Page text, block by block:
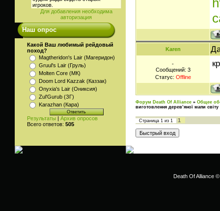
Для добавления необходима
авторизация
Наш опрос
Какой Ваш любимый рейдовый
поход?
Magtheridon's Lair (Магеридон)
Gruul's Lair (Груль)
Molten Core (МК)
Doom Lord Kazzak (Каззак)
Onyxia's Lair (Ониксия)
Zul'Gurub (ЗГ)
Karazhan (Кара)
Результаты | Архив опросов
Всего ответов: 505
Karen
-
Сообщений: 3
Статус: Offline
Форум Death Of Alliance » Общее
виготовлення дерев’яної мапи світу
Страница 1 из 1 1
Death Of Alliance